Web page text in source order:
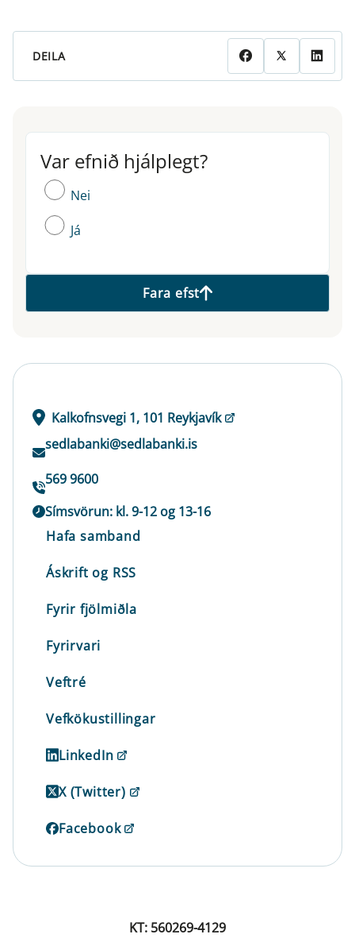
DEILA
Var efnið hjálplegt?
Var efnið hjálplegt?
Nei
Já
Fara efst
Kalkofnsvegi 1, 101 Reykjavík
sedlabanki@sedlabanki.is
569 9600
Símsvörun: kl. 9-12 og 13-16
Hafa samband
Áskrift og RSS
Fyrir fjölmiðla
Fyrirvari
Veftré
Vefkökustillingar
LinkedIn
X (Twitter)
Facebook
KT: 560269-4129